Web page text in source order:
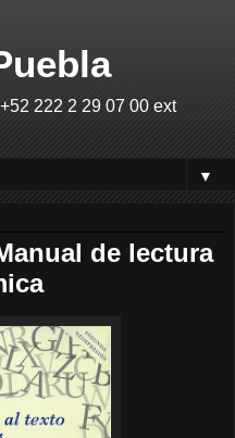
222 2 29 07 00 ext
▼
de lectura